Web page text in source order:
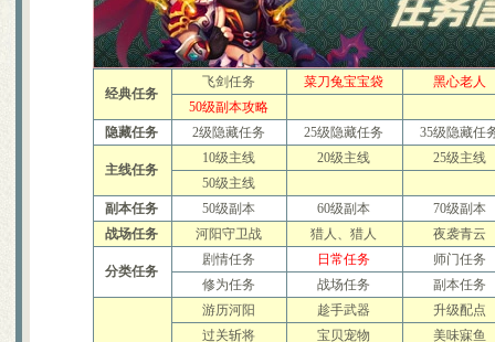
给内测新玩家的入门级保姆帖
梦幻诛仙称谓的加成效果一览
梦诛搞笑四格之一晕机事件
赚钱的小门道 养家糊口不容易
吃不起药？教你一招省元宝秘
梦幻诛仙封测游戏小技巧说明
宠物图鉴，让你抓宠买宠不迷
宠物技能大搜集，封测BB技能
关于化生，和启灵（迷信说法
寻访任务NPC图片资料
世界排名第一六技能宠物的打
宠物技能详细介绍文字版
教加入帮派可以学到的技能！
教你挑选出最有价值的宝宝
如何提高宝宝技能的领悟几率
经典任务
飞剑任务 菜刀兔宝宝袋
黑心老人
50级副本攻略
隐藏任务
2级隐藏任务 25级隐藏任务 35级隐藏任
主线任务
10级主线 20级主线
25级主线
50级主线
副本任务
50级副本 60级副本
70级副本
战场任务
河阳守卫战 猎人、猎人 夜袭青云
分类任务
剧情任务 日常任务
师门任务
修为任务
战场任务 副本任务
游历河阳 趁手武器
升级配点
过关斩将
宝贝宠物
美味寐鱼